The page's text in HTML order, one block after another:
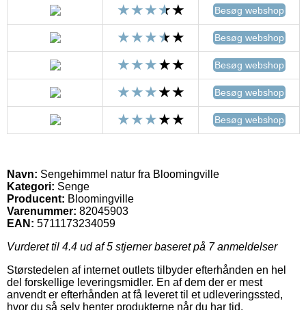
Besøg webshop
Besøg webshop
Besøg webshop
Besøg webshop
Besøg webshop
Navn: Sengehimmel natur fra Bloomingville
Kategori: Senge
Producent: Bloomingville
Varenummer: 82045903
EAN: 5711173234059
Vurderet til 4.4 ud af 5 stjerner baseret på 7anmeldelser
Størstedelen af internet outlets tilbyder efterhånden en hel
del forskellige leveringsmidler. En af dem der er mest
anvendt er efterhånden at få leveret til et udleveringssted,
hvor du så selv henter produkterne når du har tid.